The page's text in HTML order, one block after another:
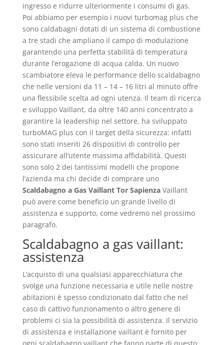
ingresso e ridurre ulteriormente i consumi di gas.
Poi abbiamo per esempio i nuovi turbomag plus che
sono caldabagni dotati di un sistema di combustione
a tre stadi che ampliano il campo di modulazione
garantendo una perfetta stabilità di temperatura
durante l’erogazione di acqua calda. Un nuovo
scambiatore eleva le performance dello scaldabagno
che nelle versioni da 11 – 14 – 16 litri al minuto offre
una flessibile scelta ad ogni utenza. Il team di ricerca
e sviluppo Vaillant, da oltre 140 anni concentrato a
garantire la leadership nel settore, ha sviluppato
turboMAG plus con il target della sicurezza: infatti
sono stati inseriti 26 dispositivi di controllo per
assicurare all’utente massima affidabilità. Questi
sono solo 2 dei tantissimi modelli che propone
l’azienda ma chi decide di comprare uno
Scaldabagno a Gas Vaillant Tor SapienzaVaillant
può avere come beneficio un grande livello di
assistenza e supporto, come vedremo nel prossimo
paragrafo.
Scaldabagno a gas vaillant:
assistenza
L’acquisto di una qualsiasi apparecchiatura che
svolge una funzione necessaria e utile nelle nostre
abitazioni è spesso condizionato dal fatto che nel
caso di cattivo funzionamento o altro genere di
problemi ci sia la possibilità di assistenza. Il servizio
di assistenza e installazione vaillant è fornito per